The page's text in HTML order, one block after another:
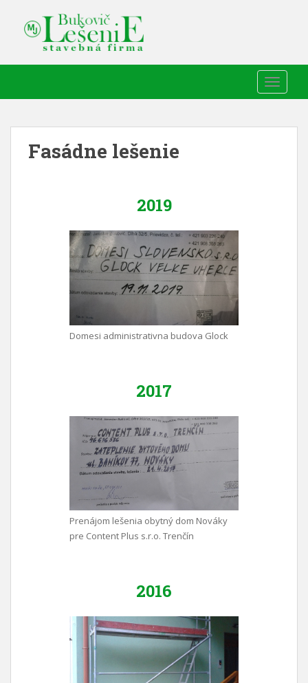
Fasádne lešenie
2019
Domesi administrativna budova Glock
2017
Prenájom lešenia obytný dom Nováky
pre Content Plus s.r.o. Trenčín
2016